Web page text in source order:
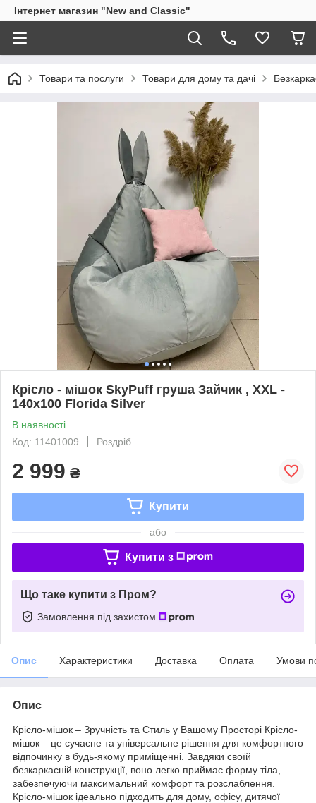
Інтернет магазин "New and Classic"
Товари та послуги Товари для дому та дачі
Крісло - мішок SkyPuff груша Зайчик , XXL -
140х100 Florida Silver
В наявності
Код: 11401009
Роздріб
2 999 ₴
Купити
або
Купити з
Що таке купити з Пром?
Замовлення під захистом
Опис Характеристики Доставка Оплата Умови
Опис
Крісло-мішок – Зручність та Стиль у Вашому Просторі Крісло-
мішок – це сучасне та універсальне рішення для комфортного
відпочинку в будь-якому приміщенні. Завдяки своїй
безкаркасній конструкції, воно легко приймає форму тіла,
забезпечуючи максимальний комфорт та розслаблення.
Крісло-мішок ідеально підходить для дому, офісу, дитячої